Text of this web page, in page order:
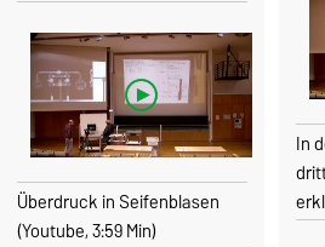
Überdruck in Seifenblasen
(Youtube, 3:59 Min)
In